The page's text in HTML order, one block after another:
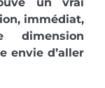
immédiat,
dimension
envie d’aller